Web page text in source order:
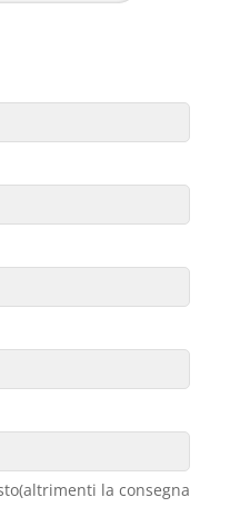
la consegna